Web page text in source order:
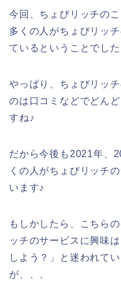
今回、ちょびリッチの
多くの人がちょびリッ
ているということでした
やっぱり、ちょびリッ
のは口コミなどでどん
すね♪
だから今後も2021年、
くの人がちょびリッチ
います♪
もしかしたら、こちら
ッチのサービスに興味
しよう？」と迷われて
が、、、